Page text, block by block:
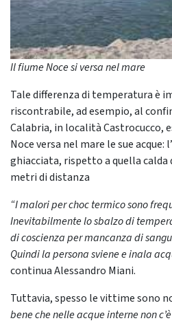
Il fiume Noce si versa nel mare
Tale differenza di temperatura è
riscontrabile, ad esempio, al
Calabria, in località Castrocucco,
Noce versa nel mare le sue acque:
ghiacciata, rispetto a quella calda
metri di distanza
“I malori per choc termico sono
Inevitabilmente lo sbalzo di
di coscienza per mancanza di
Quindi la persona sviene e inala
continua Alessandro Miani.
Tuttavia, spesso le vittime sono
bene che nelle acque interne non